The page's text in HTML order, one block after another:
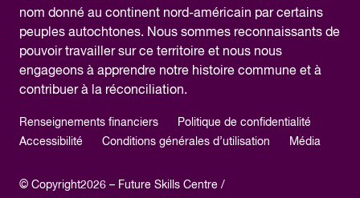
nom donné au continent nord-américain par certains
peuples autochtones. Nous sommes reconnaissants de
pouvoir travailler sur ce territoire et nous nous
engageons à apprendre notre histoire commune et à
contribuer à la réconciliation.
Renseignements financiers
Politique de confidentialité
Accessibilité
Conditions générales d’utilisation Média
© Copyright2026 – Future Skills Centre /